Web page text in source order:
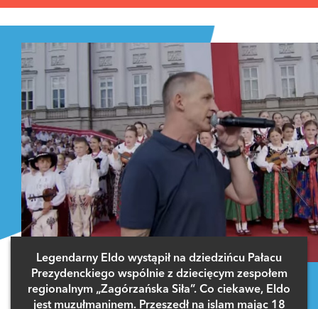
Legendarny Eldo wystąpił na dziedzińcu Pałacu
Prezydenckiego wspólnie z dziecięcym zespołem
regionalnym „Zagórzańska Siła”. Co ciekawe, Eldo
jest muzułmaninem. Przeszedł na islam mając 18